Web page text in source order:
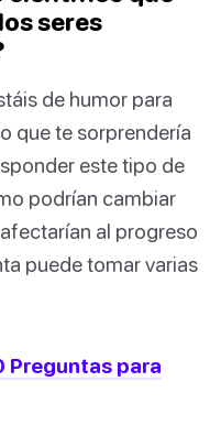
seres
de humor para
que te sorprendería
este tipo de
podrían cambiar
al progreso
puede tomar varias
Preguntas para